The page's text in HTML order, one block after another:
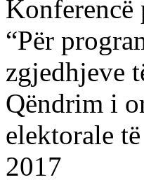
Konferencë
“Për
zgjedhjeve
Qëndrim i
elektorale
2017